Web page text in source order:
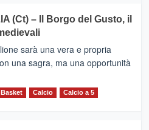
(Ct) – Il Borgo del Gusto, il
sarà una vera e propria
una sagra, ma una opportunità
Basket Calcio
Calcio a 5